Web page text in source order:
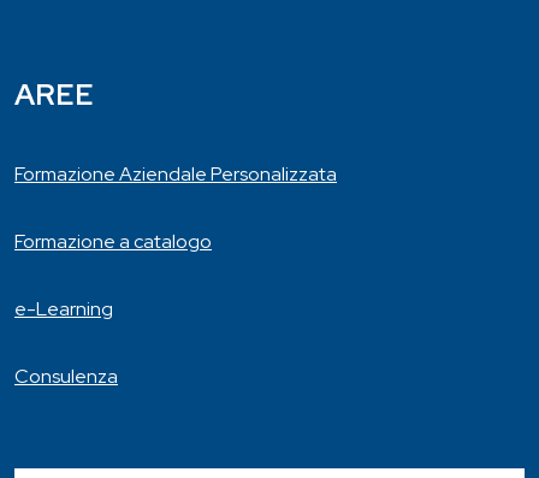
AREE
Formazione Aziendale Personalizzata
Formazione a catalogo
e-Learning
Consulenza